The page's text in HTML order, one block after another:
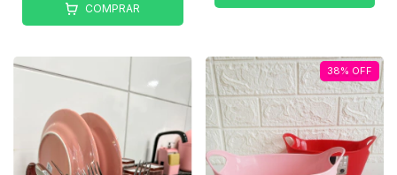
COMPRAR
38% OFF